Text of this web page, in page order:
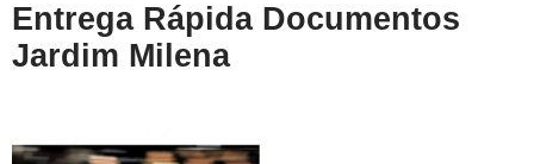
Entrega Rápida Documentos
Jardim Milena